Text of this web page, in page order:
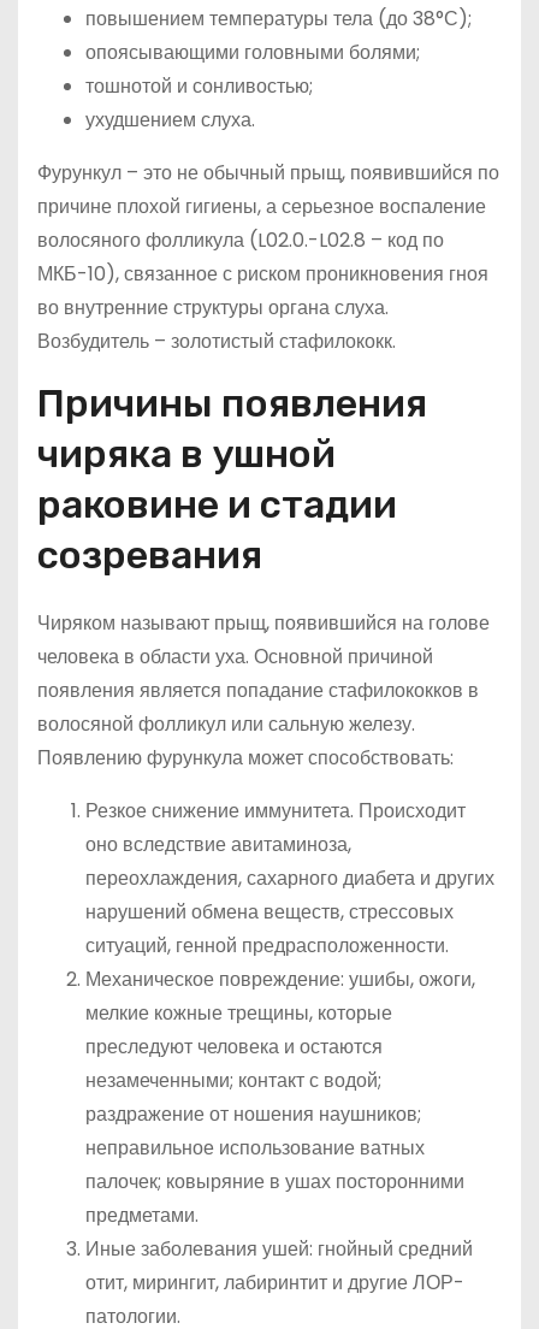
повышением температуры тела (до 38°С);
опоясывающими головными болями;
тошнотой и сонливостью;
ухудшением слуха.
Фурункул – это не обычный прыщ, появившийся по
причине плохой гигиены, а серьезное воспаление
волосяного фолликула (L02.0.-L02.8 – код по
МКБ-10), связанное с риском проникновения гноя
во внутренние структуры органа слуха.
Возбудитель – золотистый стафилококк.
Причины появления
чиряка в ушной
раковине и стадии
созревания
Чиряком называют прыщ, появившийся на голове
человека в области уха. Основной причиной
появления является попадание стафилококков в
волосяной фолликул или сальную железу.
Появлению фурункула может способствовать:
Резкое снижение иммунитета. Происходит
оно вследствие авитаминоза,
переохлаждения, сахарного диабета и других
нарушений обмена веществ, стрессовых
ситуаций, генной предрасположенности.
Механическое повреждение: ушибы, ожоги,
мелкие кожные трещины, которые
преследуют человека и остаются
незамеченными; контакт с водой;
раздражение от ношения наушников;
неправильное использование ватных
палочек; ковыряние в ушах посторонними
предметами.
Иные заболевания ушей: гнойный средний
отит, мирингит, лабиринтит и другие ЛОР-
патологии.